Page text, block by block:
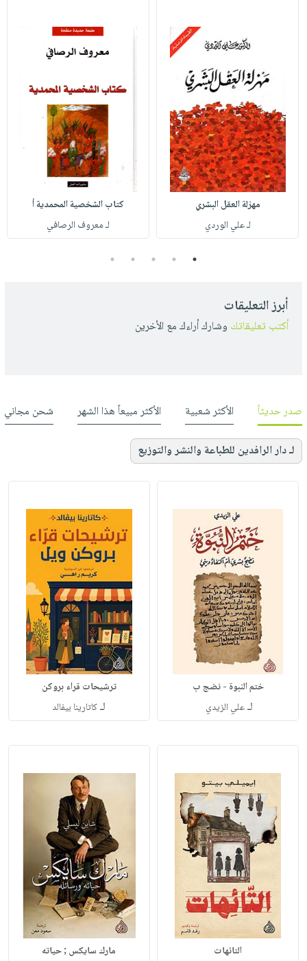
مهزلة العقل البشري
لـ علي الوردي
كتاب الشخصية المحمدية أ
لـ معروف الرصافي
1
2
3
4
5
أبرز التعليقات
أكتب تعليقاتك وشارك أراءك مع الأخرين
صدر حديثاً الأكثر شعبية الأكثر مبيعاً هذا الشهر شحن مجاني
لـ دار الرافدين للطباعة والنشر والتوزيع
ختم النبوة - نضج ب
لـعلي الزيدي
ترشيحات قراء بروكن
لـكاتارينا بيفالد
التائهات مارك سايكس ; حياته